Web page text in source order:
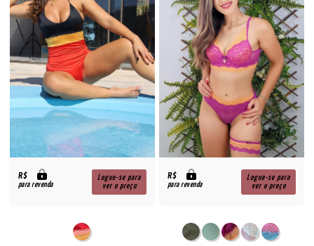
R$
para revenda
Logue-se para
ver o preço
R$
para revenda
Logue-se para
ver o preço